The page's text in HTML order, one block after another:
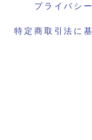
プライバシ
特定商取引法に